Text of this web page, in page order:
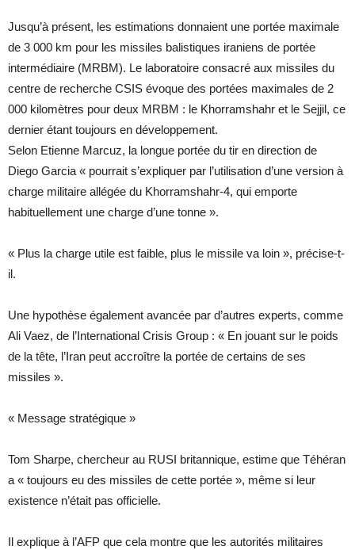
Jusqu’à présent, les estimations donnaient une portée maximale
de 3 000 km pour les missiles balistiques iraniens de portée
intermédiaire (MRBM). Le laboratoire consacré aux missiles du
centre de recherche CSIS évoque des portées maximales de 2
000 kilomètres pour deux MRBM : le Khorramshahr et le Sejjil, ce
dernier étant toujours en développement.
Selon Etienne Marcuz, la longue portée du tir en direction de
Diego Garcia « pourrait s’expliquer par l’utilisation d’une version à
charge militaire allégée du Khorramshahr-4, qui emporte
habituellement une charge d’une tonne ».
« Plus la charge utile est faible, plus le missile va loin », précise-t-
il.
Une hypothèse également avancée par d’autres experts, comme
Ali Vaez, de l’International Crisis Group : « En jouant sur le poids
de la tête, l’Iran peut accroître la portée de certains de ses
missiles ».
« Message stratégique »
Tom Sharpe, chercheur au RUSI britannique, estime que Téhéran
a « toujours eu des missiles de cette portée », même si leur
existence n’était pas officielle.
Il explique à l’AFP que cela montre que les autorités militaires